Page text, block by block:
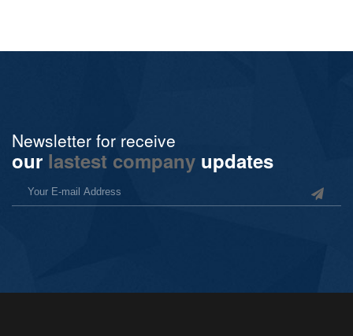
Newsletter for receive
our lastest company updates